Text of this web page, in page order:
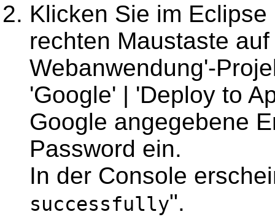
Klicken Sie im
rechten Maustaste
Webanwendung'-
'Google' | 'Deploy to
Google angegebene
Password ein.
In der Console
successfully".